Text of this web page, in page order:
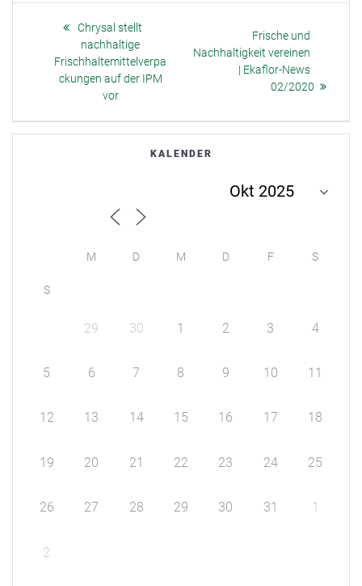
Beitragsnavigation
Previous
post:
Chrysal stellt
nachhaltige
Frischhaltemittelverpa
ckungen auf der IPM
vor
Next
post:
Frische und
Nachhaltigkeit vereinen
| Ekaflor-News
02/2020
KALENDER
M D M D F S
S
29 30 1 2 3 4
5 6 7 8 9 10 11
12 13 14 15 16 17 18
19 20 21 22 23 24 25
26 27 28 29 30 31 1
2